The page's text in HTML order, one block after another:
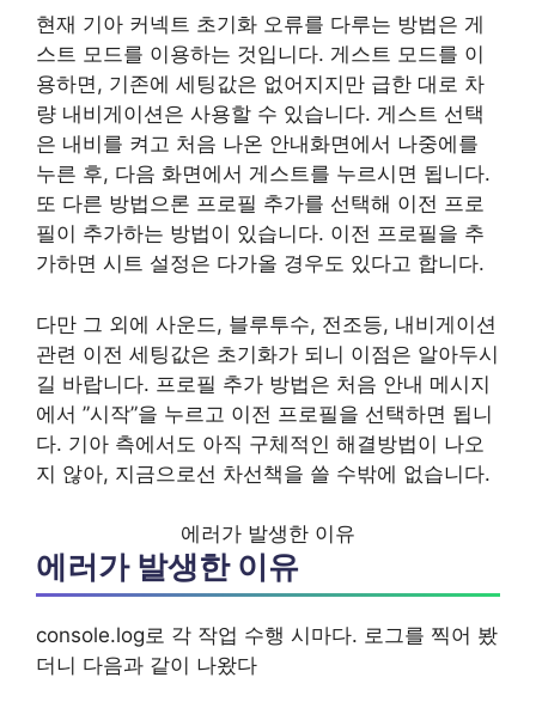
현재 기아 커넥트 초기화 오류를 다루는 방법은 게
스트 모드를 이용하는 것입니다. 게스트 모드를 이
용하면, 기존에 세팅값은 없어지지만 급한 대로 차
량 내비게이션은 사용할 수 있습니다. 게스트 선택
은 내비를 켜고 처음 나온 안내화면에서 나중에를
누른 후, 다음 화면에서 게스트를 누르시면 됩니다.
또 다른 방법으론 프로필 추가를 선택해 이전 프로
필이 추가하는 방법이 있습니다. 이전 프로필을 추
가하면 시트 설정은 다가올 경우도 있다고 합니다.
다만 그 외에 사운드, 블루투수, 전조등, 내비게이션
관련 이전 세팅값은 초기화가 되니 이점은 알아두시
길 바랍니다. 프로필 추가 방법은 처음 안내 메시지
에서 ”시작”을 누르고 이전 프로필을 선택하면 됩니
다. 기아 측에서도 아직 구체적인 해결방법이 나오
지 않아, 지금으로선 차선책을 쓸 수밖에 없습니다.
에러가 발생한 이유
에러가 발생한 이유
console.log로 각 작업 수행 시마다. 로그를 찍어 봤
더니 다음과 같이 나왔다